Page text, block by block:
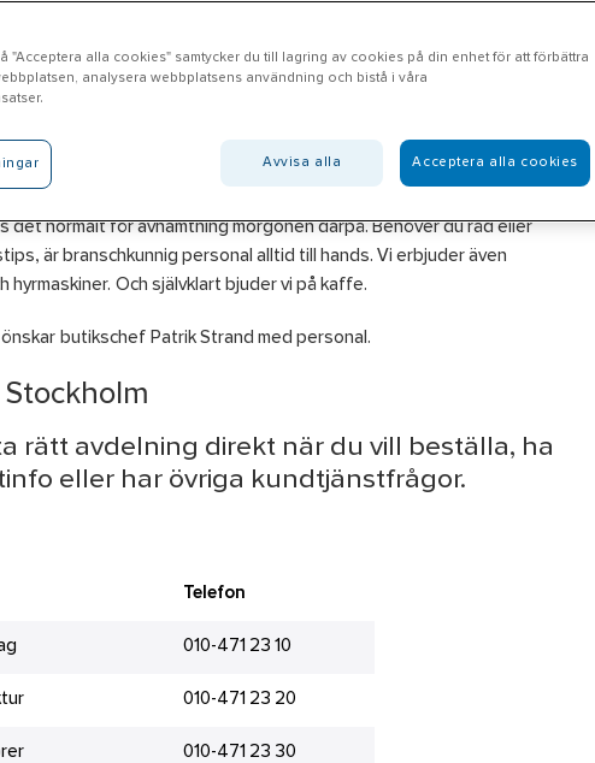
vi produkter inom områdena El, VS, VA, Verktyg & Maskiner, Ventilation
det normalt för avhämtning morgonen därpå. Behöver du råd eller
är branschkunnig personal alltid till hands. Vi erbjuder även
hyrmaskiner. Och självklart bjuder vi på kaffe.
önskar butikschef Patrik Strand med personal.
Stockholm
rätt avdelning direkt när du vill beställa, ha
eller har övriga kundtjänstfrågor.
Telefon
010-471 23 10
010-471 23 20
010-471 23 30
"Acceptera alla cookies" samtycker du till lagring av cookies på din enhet för att förbättra
analysera webbplatsens användning och bistå i våra
Avvisa alla Acceptera alla cookies